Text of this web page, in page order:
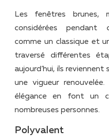
Les fenêtres
considérées pendant
comme un classique et
traversé différentes
aujourd’hui, ils reviennent
une vigueur
élégance en font un
nombreuses personnes.
Polyvalent